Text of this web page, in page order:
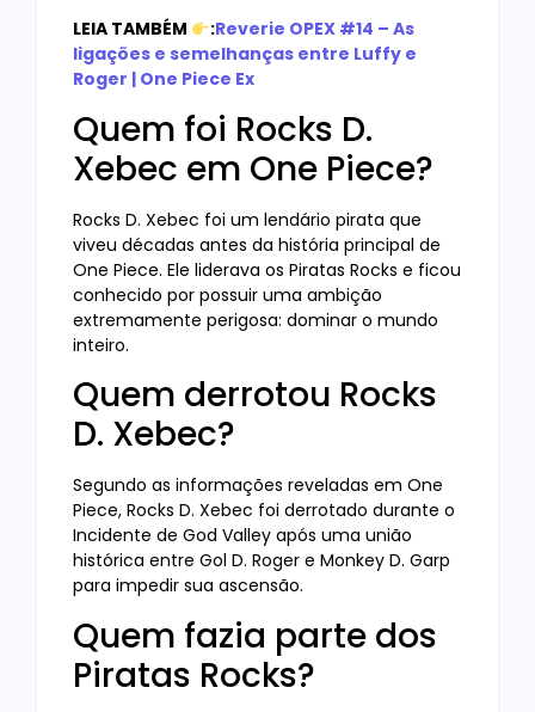
LEIA TAMBÉM
:Reverie OPEX #14 – As
ligações e semelhanças entre Luffy e
Roger | One Piece Ex
Quem foi Rocks D.
Xebec em One Piece?
Rocks D. Xebec foi um lendário pirata que
viveu décadas antes da história principal de
One Piece. Ele liderava os Piratas Rocks e ficou
conhecido por possuir uma ambição
extremamente perigosa: dominar o mundo
inteiro.
Quem derrotou Rocks
D. Xebec?
Segundo as informações reveladas em One
Piece, Rocks D. Xebec foi derrotado durante o
Incidente de God Valley após uma união
histórica entre Gol D. Roger e Monkey D. Garp
para impedir sua ascensão.
Quem fazia parte dos
Piratas Rocks?